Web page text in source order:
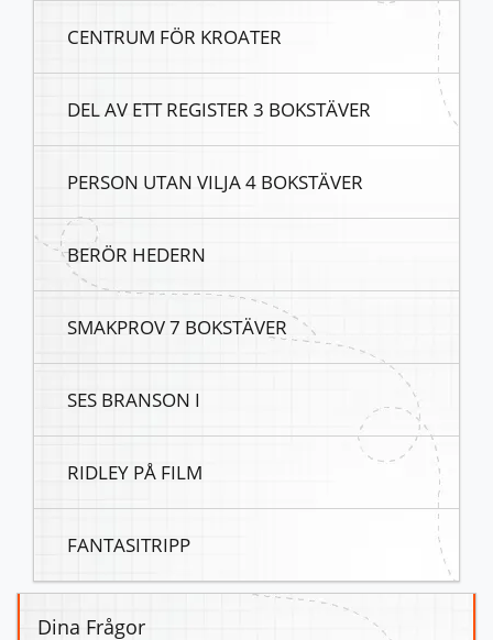
CENTRUM FÖR KROATER
DEL AV ETT REGISTER 3 BOKSTÄVER
PERSON UTAN VILJA 4 BOKSTÄVER
BERÖR HEDERN
SMAKPROV 7 BOKSTÄVER
SES BRANSON I
RIDLEY PÅ FILM
FANTASITRIPP
Dina Frågor